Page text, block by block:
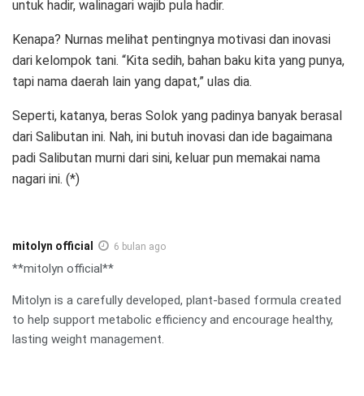
untuk hadir, walinagari wajib pula hadir.
Kenapa? Nurnas melihat pentingnya motivasi dan inovasi
dari kelompok tani. “Kita sedih, bahan baku kita yang punya,
tapi nama daerah lain yang dapat,” ulas dia.
Seperti, katanya, beras Solok yang padinya banyak berasal
dari Salibutan ini. Nah, ini butuh inovasi dan ide bagaimana
padi Salibutan murni dari sini, keluar pun memakai nama
nagari ini. (*)
mitolyn official 6 bulan ago
**mitolyn official**
Mitolyn is a carefully developed, plant-based formula created
to help support metabolic efficiency and encourage healthy,
lasting weight management.